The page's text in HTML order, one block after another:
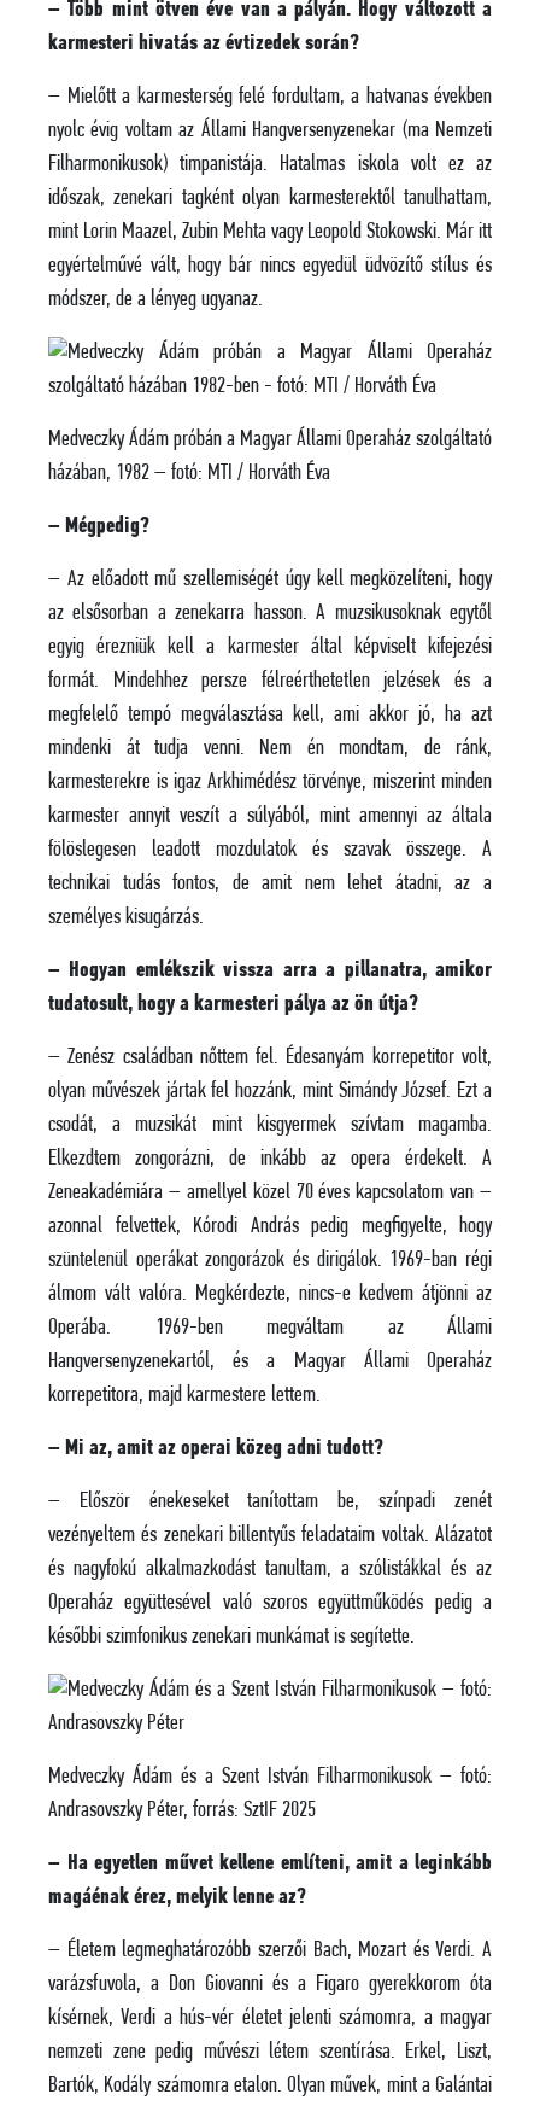
– Több mint ötven éve van a pályán. Hogy változott a
karmesteri hivatás az évtizedek során?
– Mielőtt a karmesterség felé fordultam, a hatvanas években
nyolc évig voltam az Állami Hangversenyzenekar (ma Nemzeti
Filharmonikusok) timpanistája. Hatalmas iskola volt ez az
időszak, zenekari tagként olyan karmesterektől tanulhattam,
mint Lorin Maazel, Zubin Mehta vagy Leopold Stokowski. Már itt
egyértelművé vált, hogy bár nincs egyedül üdvözítő stílus és
módszer, de a lényeg ugyanaz.
Medveczky Ádám próbán a Magyar Állami Operaház szolgáltató
házában, 1982 – fotó: MTI / Horváth Éva
– Mégpedig?
– Az előadott mű szellemiségét úgy kell megközelíteni, hogy
az elsősorban a zenekarra hasson. A muzsikusoknak egytől
egyig érezniük kell a karmester által képviselt kifejezési
formát. Mindehhez persze félreérthetetlen jelzések és a
megfelelő tempó megválasztása kell, ami akkor jó, ha azt
mindenki át tudja venni. Nem én mondtam, de ránk,
karmesterekre is igaz Arkhimédész törvénye, miszerint minden
karmester annyit veszít a súlyából, mint amennyi az általa
fölöslegesen leadott mozdulatok és szavak összege. A
technikai tudás fontos, de amit nem lehet átadni, az a
személyes kisugárzás.
– Hogyan emlékszik vissza arra a pillanatra, amikor
tudatosult, hogy a karmesteri pálya az ön útja?
– Zenész családban nőttem fel. Édesanyám korrepetitor volt,
olyan művészek jártak fel hozzánk, mint Simándy József. Ezt a
csodát, a muzsikát mint kisgyermek szívtam magamba.
Elkezdtem zongorázni, de inkább az opera érdekelt. A
Zeneakadémiára – amellyel közel 70 éves kapcsolatom van –
azonnal felvettek, Kórodi András pedig megfigyelte, hogy
szüntelenül operákat zongorázok és dirigálok. 1969-ban régi
álmom vált valóra. Megkérdezte, nincs-e kedvem átjönni az
Operába. 1969-ben megváltam az Állami
Hangversenyzenekartól, és a Magyar Állami Operaház
korrepetitora, majd karmestere lettem.
– Mi az, amit az operai közeg adni tudott?
– Először énekeseket tanítottam be, színpadi zenét
vezényeltem és zenekari billentyűs feladataim voltak. Alázatot
és nagyfokú alkalmazkodást tanultam, a szólistákkal és az
Operaház együttesével való szoros együttműködés pedig a
későbbi szimfonikus zenekari munkámat is segítette.
Medveczky Ádám és a Szent István Filharmonikusok – fotó:
Andrasovszky Péter, forrás: SztIF 2025
– Ha egyetlen művet kellene említeni, amit a leginkább
magáénak érez, melyik lenne az?
– Életem legmeghatározóbb szerzői Bach, Mozart és Verdi. A
varázsfuvola, a Don Giovanni és a Figaro gyerekkorom óta
kísérnek, Verdi a hús-vér életet jelenti számomra, a magyar
nemzeti zene pedig művészi létem szentírása. Erkel, Liszt,
Bartók, Kodály számomra etalon. Olyan művek, mint a Galántai